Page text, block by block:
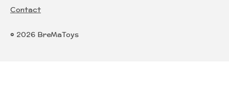
Contact
© 2026 BreMaToys